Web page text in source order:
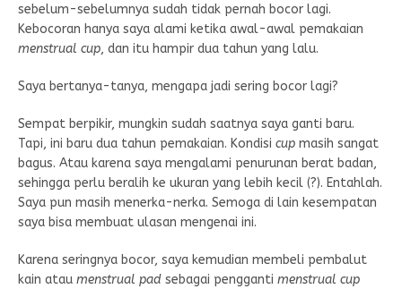
sebelum-sebelumnya sudah tidak pernah bocor lagi.
Kebocoran hanya saya alami ketika awal-awal pemakaian
menstrual cup, dan itu hampir dua tahun yang lalu.
Saya bertanya-tanya, mengapa jadi sering bocor lagi?
Sempat berpikir, mungkin sudah saatnya saya ganti baru.
Tapi, ini baru dua tahun pemakaian. Kondisi cup masih sangat
bagus. Atau karena saya mengalami penurunan berat badan,
sehingga perlu beralih ke ukuran yang lebih kecil (?). Entahlah.
Saya pun masih menerka-nerka. Semoga di lain kesempatan
saya bisa membuat ulasan mengenai ini.
Karena seringnya bocor, saya kemudian membeli pembalut
kain atau menstrual pad sebagai pengganti menstrual cup